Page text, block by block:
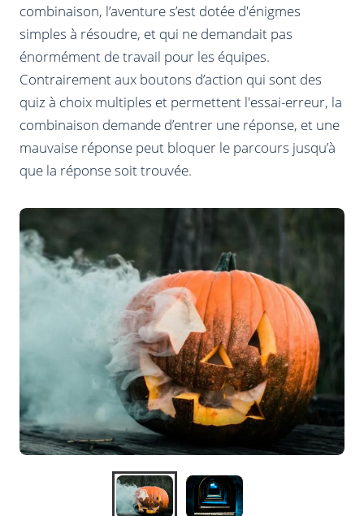
combinaison, l’aventure s’est dotée d'énigmes
simples à résoudre, et qui ne demandait pas
énormément de travail pour les équipes.
Contrairement aux boutons d’action qui sont des
quiz à choix multiples et permettent l'essai-erreur, la
combinaison demande d’entrer une réponse, et une
mauvaise réponse peut bloquer le parcours jusqu’à
que la réponse soit trouvée.